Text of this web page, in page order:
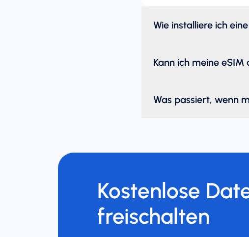
Wie installiere ich
Kann ich meine
Was passiert, wenn
Kostenlose
freischalten